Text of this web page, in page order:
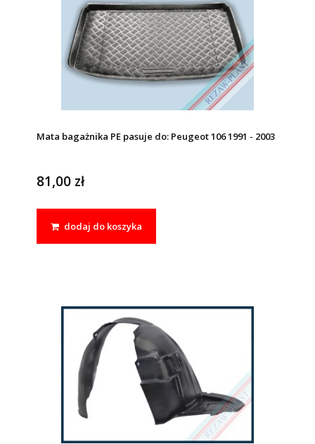
Mata bagażnika PE pasuje do: Peugeot 106 1991 - 2003
81,00 zł
dodaj do koszyka